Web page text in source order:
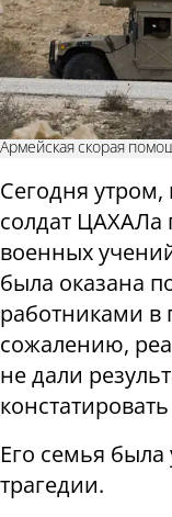
Армейская скорая
Сегодня утром,
солдат ЦАХАЛа
военных
была оказана
работниками в
сожалению,
не дали
Его семья
трагедии.